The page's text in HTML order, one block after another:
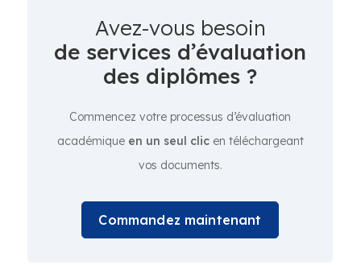
Avez-vous besoin
de services d’évaluation
des diplômes ?
Commencez votre processus d’évaluation
académiqueen un seul clicen téléchargeant
vos documents.
Commandez maintenant